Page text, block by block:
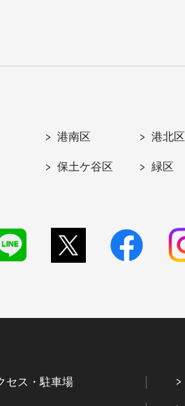
港南区 港北区
保土ケ谷区 緑区
セス・駐車場